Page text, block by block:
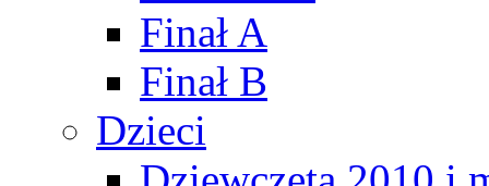
Finał A
Finał B
Dzieci